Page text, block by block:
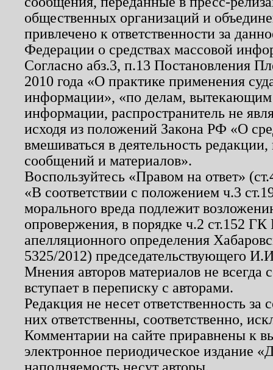
общественных организаций и
привлечено к ответственности за
Федерации о средствах массовой
Согласно абз.3, п.13 Постановления
2010 года «О практике применения
информации», «по делам, вытекающим
информации, распространитель не
исходя из положений Закона РФ «О
вмешиваться в деятельность
сообщений и материалов».
Воспользуйтесь «Правом на ответ»
«В соответствии с положением ч.3
морального вреда подлежит
опровержения, в порядке ч.2 ст.152
апелляционного определения
5325/2012) председательствующего
Мнения авторов материалов не
вступает в переписку с авторами.
Редакция не несет ответственность
них ответственны, соответственно,
Комментарии на сайте приравнены к
электронное периодическое издание
наполняемость несут авторы.